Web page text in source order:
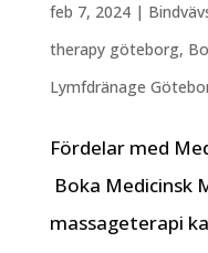
feb 7, 2024|
therapy göteborg,
Lymfdränage
Fördelar med
Boka Medicinsk
massageterapi